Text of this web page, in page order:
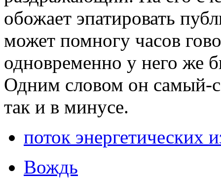
обожает эпатировать
может помногу часов
одновременно у него же
Одним словом он самый-
так и в минусе.
поток энергетических
Вождь